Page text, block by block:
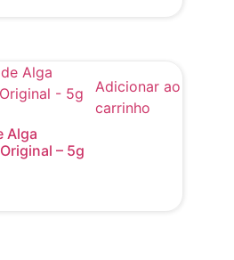
Alga
– 5g
Adicionar ao
carrinho